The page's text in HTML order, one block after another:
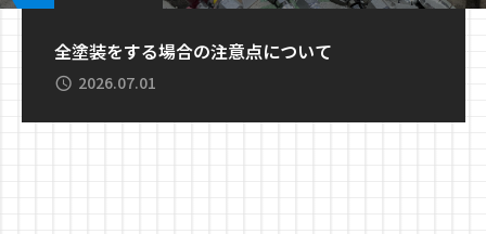
全塗装をする場合の注意点について
2026.07.01